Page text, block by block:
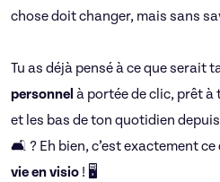
chose doit changer, mais sans
Tu as déjà pensé à ce que serait
personnel à portée de clic, prêt
et les bas de ton quotidien
🛋️ ? Eh bien, c’est exactement
vie en visio ! 🖥️